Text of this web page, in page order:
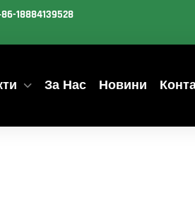
18884139528
За Нас Новини